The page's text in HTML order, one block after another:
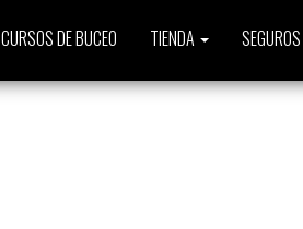
CURSOS DE BUCEO TIENDA SEGUROS